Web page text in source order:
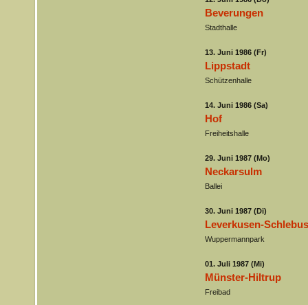
Beverungen
Stadthalle
13. Juni 1986 (Fr)
Lippstadt
Schützenhalle
14. Juni 1986 (Sa)
Hof
Freiheitshalle
29. Juni 1987 (Mo)
Neckarsulm
Ballei
30. Juni 1987 (Di)
Leverkusen-
Wuppermannpark
01. Juli 1987 (Mi)
Münster-Hiltrup
Freibad